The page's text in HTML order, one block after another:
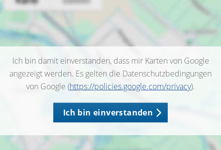
Ich bin damit einverstanden, dass mir Karten von Google
angezeigt werden. Es gelten die Datenschutzbedingungen
von Google (https://policies.google.com/privacy).
Ich bin einverstanden